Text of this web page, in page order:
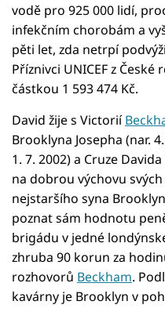
vodě pro 925 000 lidí,
infekčním chorobám a
pěti let, zda netrpí
Příznivci UNICEF z
částkou 1 593 474 Kč.
David žije s Victorií
Brooklyna Josepha (nar.
1. 7. 2002) a Cruze
na dobrou výchovu
nejstaršího syna
poznat sám hodnotu
brigádu v jedné
zhruba 90 korun za
rozhovorů Beckham.
kavárny je Brooklyn v